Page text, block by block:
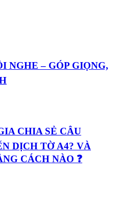
NGHE – GÓP GIỌNG,
CHIA SẺ CÂU
DỊCH TỜ A4? VÀ
CÁCH NÀO ❓